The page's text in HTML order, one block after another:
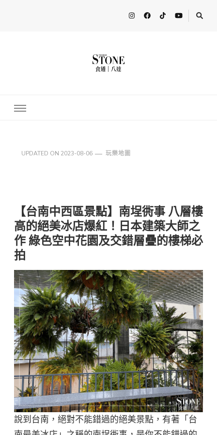
多人分享最新的消息！ FooderstoneTW，一個為了分享吃喝玩樂資
UPDATED ON 2023-08-06 玩樂地圖
【台南中西區景點】南埕衖事 八層樓
高的絕美冰店爆紅！日本建築大師之
作 綠色空中花園及交錯層疊的樓梯必
拍
說到台南，絕對不能錯過的絕美景點，有著「台